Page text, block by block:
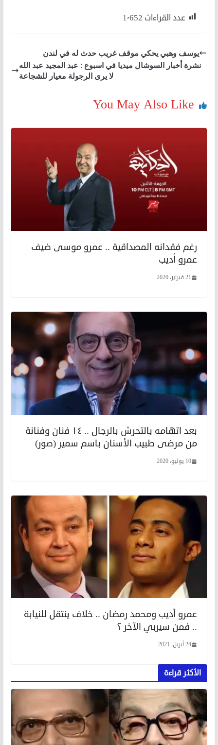
عدد القراءات 1٬652
يوسف وهبي يحكي موقف غريب حدث له في لندن
نشرة أخبار السوشال ميديا في اسبوع : عبد المجيد عبد الله
لا يرى الرجولة معيار للشجاعة
You May Also Like
رغم فقدانه المصداقية .. عمرو موسى ضيف
عمرو أديب
21 فبراير، 2020
بعد اتهامه بالتحرش بالرجال .. ١٤ فنان وفنانة
من مرضى طبيب الأسنان باسم سمير (صور)
10 يوليو، 2020
عمرو أديب ومحمد رمضان .. خلاف ينتقل للنيابة
.. فمن سيربي الآخر ؟
24 أبريل، 2021
الأكثر قراءة